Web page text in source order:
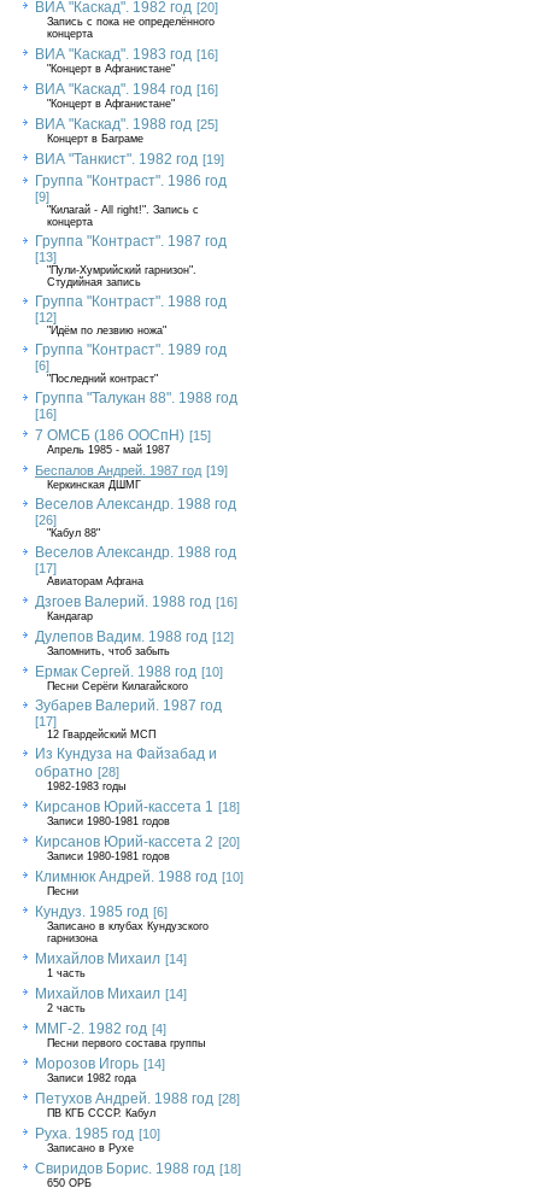
ВИА "Каскад". 1982 год [20]
Запись с пока не определённого
концерта
ВИА "Каскад". 1983 год [16]
"Концерт в Афганистане"
ВИА "Каскад". 1984 год [16]
"Концерт в Афганистане"
ВИА "Каскад". 1988 год [25]
Концерт в Баграме
ВИА "Танкист". 1982 год [19]
Группа "Контраст". 1986 год
[9]
"Килагай - All right!". Запись с
концерта
Группа "Контраст". 1987 год
[13]
"Пули-Хумрийский гарнизон".
Студийная запись
Группа "Контраст". 1988 год
[12]
"Идём по лезвию ножа"
Группа "Контраст". 1989 год
[6]
"Последний контраст"
Группа "Талукан 88". 1988 год
[16]
7 ОМСБ (186 ООСпН) [15]
Апрель 1985 - май 1987
Беспалов Андрей. 1987 год [19]
Керкинская ДШМГ
Веселов Александр. 1988 год
[26]
"Кабул 88"
Веселов Александр. 1988 год
[17]
Авиаторам Афгана
Дзгоев Валерий. 1988 год [16]
Кандагар
Дулепов Вадим. 1988 год [12]
Запомнить, чтоб забыть
Ермак Сергей. 1988 год [10]
Песни Серёги Килагайского
Зубарев Валерий. 1987 год
[17]
12 Гвардейский МСП
Из Кундуза на Файзабад и
обратно [28]
1982-1983 годы
Кирсанов Юрий-кассета 1 [18]
Записи 1980-1981 годов
Кирсанов Юрий-кассета 2 [20]
Записи 1980-1981 годов
Климнюк Андрей. 1988 год [10]
Песни
Кундуз. 1985 год [6]
Записано в клубах Кундузского
гарнизона
Михайлов Михаил [14]
1 часть
Михайлов Михаил [14]
2 часть
ММГ-2. 1982 год [4]
Песни первого состава группы
Морозов Игорь [14]
Записи 1982 года
Петухов Андрей. 1988 год [28]
ПВ КГБ СССР. Кабул
Руха. 1985 год [10]
Записано в Рухе
Свиридов Борис. 1988 год [18]
650 ОРБ